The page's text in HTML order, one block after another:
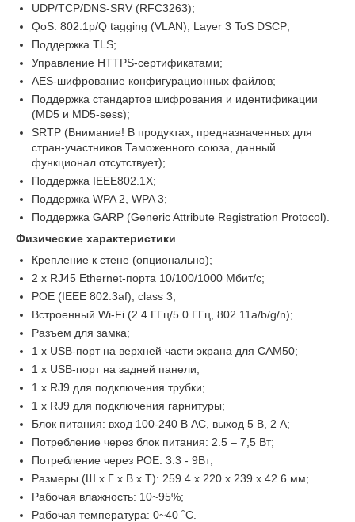
UDP/TCP/DNS-SRV (RFC3263);
QoS: 802.1p/Q tagging (VLAN), Layer 3 ToS DSCP;
Поддержка TLS;
Управление HTTPS-сертификатами;
AES-шифрование конфигурационных файлов;
Поддержка стандартов шифрования и идентификации
(MD5 и MD5-sess);
SRTP (Внимание! В продуктах, предназначенных для
стран-участников Таможенного союза, данный
функционал отсутствует);
Поддержка IEEE802.1X;
Поддержка WPA 2, WPA 3;
Поддержка GARP (Generic Attribute Registration Protocol).
Физические характеристики
Крепление к стене (опционально);
2 х RJ45 Ethernet-порта 10/100/1000 Мбит/с;
POE (IEEE 802.3af), class 3;
Встроенный Wi-Fi (2.4 ГГц/5.0 ГГц, 802.11a/b/g/n);
Разъем для замка;
1 x USB-порт на верхней части экрана для CAM50;
1 x USB-порт на задней панели;
1 х RJ9 для подключения трубки;
1 х RJ9 для подключения гарнитуры;
Блок питания: вход 100-240 В AC, выход 5 В, 2 А;
Потребление через блок питания: 2.5 – 7,5 Вт;
Потребление через POE: 3.3 - 9Вт;
Размеры (Ш x Г x В x Т): 259.4 x 220 x 239 x 42.6 мм;
Рабочая влажность: 10~95%;
Рабочая температура: 0~40 ˚C.